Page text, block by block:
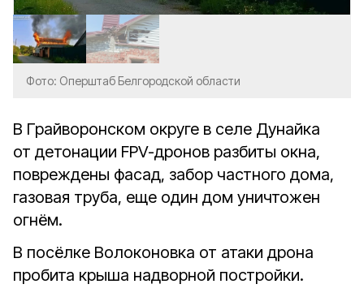
Фото: Оперштаб Белгородской области
В Грайворонском округе в селе Дунайка
от детонации FPV-дронов разбиты окна,
повреждены фасад, забор частного дома,
газовая труба, еще один дом уничтожен
огнём.
В посёлке Волоконовка от атаки дрона
пробита крыша надворной постройки.